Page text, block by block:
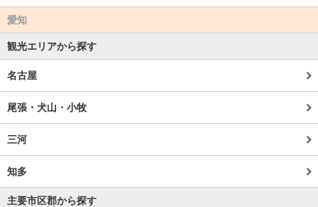
愛知
観光エリアから探す
名古屋
尾張・犬山・小牧
三河
知多
主要市区郡から探す